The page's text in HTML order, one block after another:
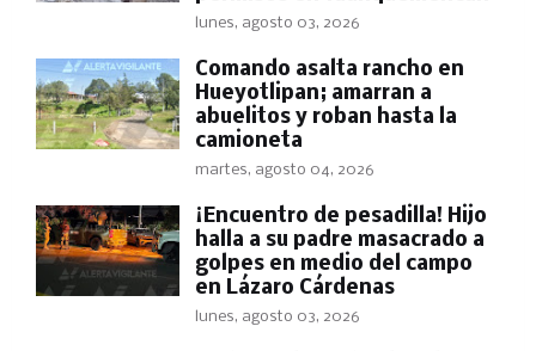
lunes, agosto 03, 2026
Comando asalta rancho en
Hueyotlipan; amarran a
abuelitos y roban hasta la
camioneta
martes, agosto 04, 2026
​¡Encuentro de pesadilla! Hijo
halla a su padre masacrado a
golpes en medio del campo
en Lázaro Cárdenas
lunes, agosto 03, 2026